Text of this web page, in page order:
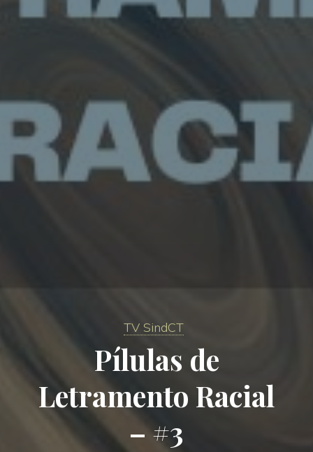
TV SindCT
Pílulas de
Letramento Racial
– #3